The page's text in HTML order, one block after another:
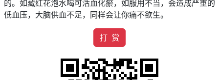
的。如藏红花泡水喝可活血化瘀，如服用不当，会造成严重的
低血压，大脑供血不足，同样会让你痛不欲生。
打 赏